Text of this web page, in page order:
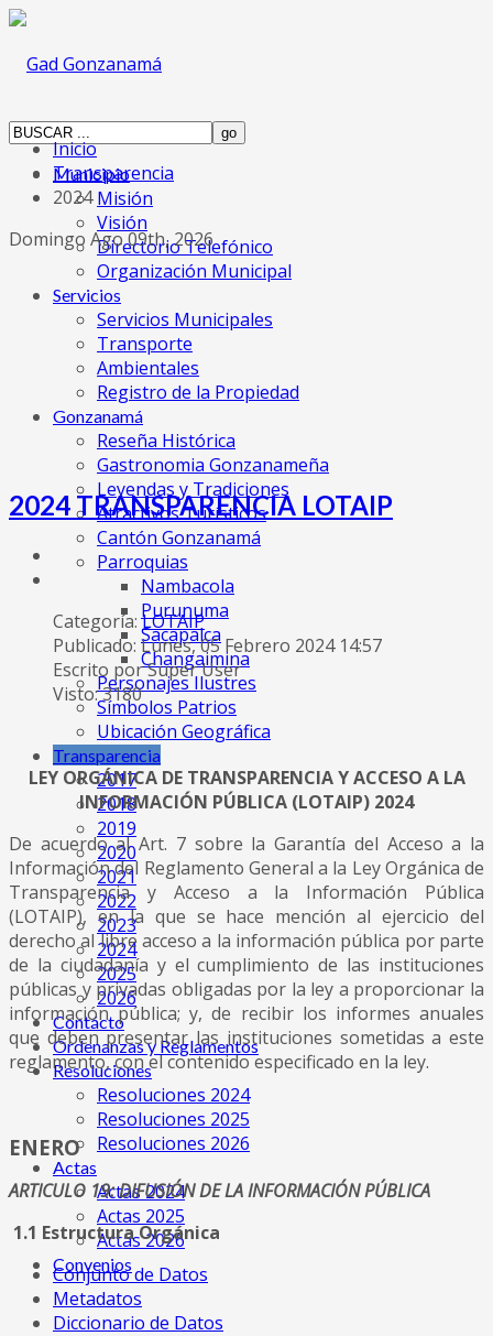
Municipio
Misión
Visión
Directorio Telefónico
Organización Municipal
Servicios
Servicios Municipales
Transporte
Ambientales
Registro de la Propiedad
Gonzanamá
Reseña Histórica
Gastronomia Gonzanameña
Leyendas y Tradiciones
Atractivos Turísticos
Cantón Gonzanamá
Parroquias
Nambacola
Purunuma
Sacapalca
Changaimina
Personajes Ilustres
Símbolos Patrios
Ubicación Geográfica
Transparencia
2017
2018
2019
2020
2021
2022
2023
2024
2025
2026
Contácto
Ordenanzas y Reglamentos
Resoluciones
Resoluciones 2024
Resoluciones 2025
Resoluciones 2026
Actas
Actas 2024
Actas 2025
Actas 2026
Convenios
Inicio
Transparencia
2024
Domingo Ago 09th, 2026
2024 TRANSPARENCIA LOTAIP
Categoría:LOTAIP
Publicado: Lunes, 05 Febrero 2024 14:57
Escrito por Super User
Visto: 3180
LEY ORGÁNICA DE TRANSPARENCIA Y ACCESO A LA
INFORMACIÓN PÚBLICA (LOTAIP) 2024
De acuerdo al Art. 7 sobre la Garantía del Acceso a la
Información del Reglamento General a la Ley Orgánica de
Transparencia y Acceso a la Información Pública
(LOTAIP), en la que se hace mención al ejercicio del
derecho al libre acceso a la información pública por parte
de la ciudadanía y el cumplimiento de las instituciones
públicas y privadas obligadas por la ley a proporcionar la
información pública; y, de recibir los informes anuales
que deben presentar las instituciones sometidas a este
reglamento, con el contenido especificado en la ley.
ENERO
ARTICULO 19: DIFUSIÓN DE LA INFORMACIÓN PÚBLICA
1.1 Estructura Orgánica
Conjunto de Datos
Metadatos
Diccionario de Datos